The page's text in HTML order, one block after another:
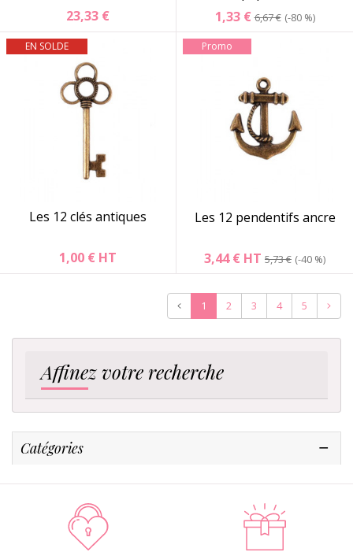
Affinez votre recherche
Catégories
23,33 €
1,33 €6,67 € -80 %
EN SOLDE
Les 12 clés antiques
1,00 € HT
Promo
Les 12 pendentifs ancre
3,44 € HT 5,73 € -40 %
Précédent
1 2 3 4 5